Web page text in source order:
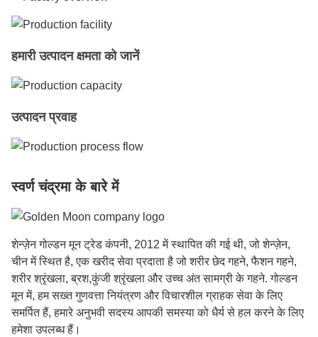
हमारी उत्पादन क्षमता को जानें
उत्पादन प्रवाह
स्वर्ण चंद्रमा के बारे में
शेन्ज़ेन गोल्डन मून ट्रेड कंपनी, 2012 में स्थापित की गई थी, जो शेन्ज़ेन,
चीन में स्थित है, एक खरीद सेवा प्रदाता है जो शरीर छेद गहने, फैशन गहने,
शरीर श्रृंखला, ब्रश,कुंजी श्रृंखला और उच्च अंत सामग्री के गहने. गोल्डन
मून में, हम सख्त गुणवत्ता नियंत्रण और विचारशील ग्राहक सेवा के लिए
समर्पित हैं, हमारे अनुभवी सदस्य आपकी समस्या को धैर्य से हल करने के लिए
हमेशा उपलब्ध हैं।